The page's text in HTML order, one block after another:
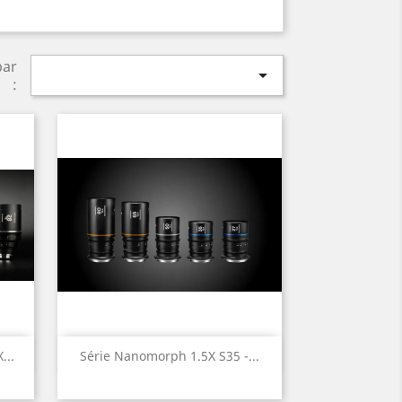
:

Série Nanomorph 1.5X S35 -...
Aperçu rapide